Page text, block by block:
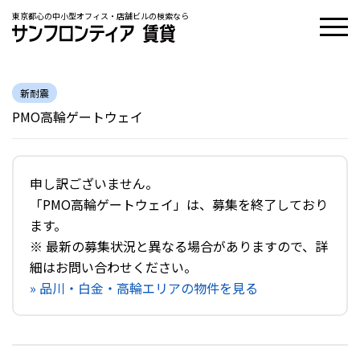
東京都心の中小型オフィス・店舗ビルの検索なら
新耐震
PMO高輪ゲートウェイ
申し訳ございません。
「PMO高輪ゲートウェイ」は、募集を終了しており
ます。
※ 最新の募集状況と異なる場合がありますので、詳
細はお問い合わせください。
» 品川・白金・高輪エリアの物件を見る